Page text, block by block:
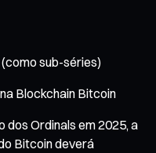
sub-séries)
Blockchain Bitcoin
dos Ordinals em 2025, a
Bitcoin deverá